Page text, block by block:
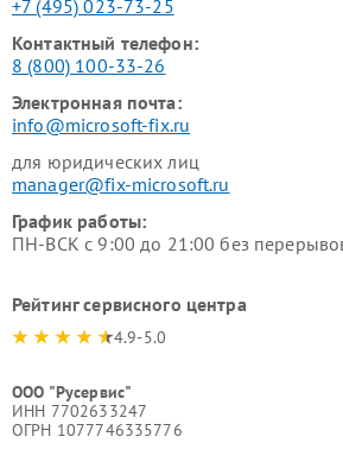
+7 (495) 023-73-25
Контактный телефон:
8 (800) 100-33-26
Электронная почта:
info@microsoft-fix.ru
для юридических лиц
manager@fix-microsoft.ru
График работы:
ПН-ВСК с 9:00 до 21:00 без
Рейтинг сервисного центра
4.9-5.0
ООО "Русервис"
ИНН 7702633247
ОГРН 1077746335776